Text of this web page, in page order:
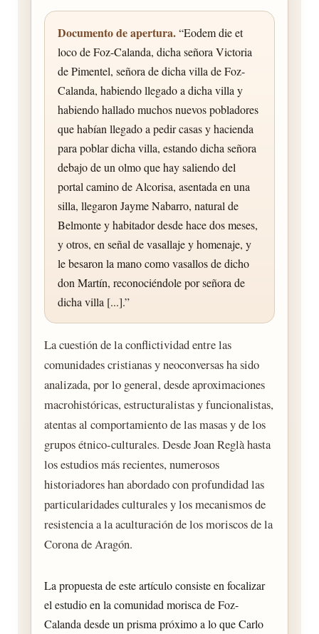
Documento de apertura.“Eodem die et
loco de Foz-Calanda, dicha señora Victoria
de Pimentel, señora de dicha villa de Foz-
Calanda, habiendo llegado a dicha villa y
habiendo hallado muchos nuevos pobladores
que habían llegado a pedir casas y hacienda
para poblar dicha villa, estando dicha señora
debajo de un olmo que hay saliendo del
portal camino de Alcorisa, asentada en una
silla, llegaron Jayme Nabarro, natural de
Belmonte y habitador desde hace dos meses,
y otros, en señal de vasallaje y homenaje, y
le besaron la mano como vasallos de dicho
don Martín, reconociéndole por señora de
dicha villa [...].”
La cuestión de la conflictividad entre las
comunidades cristianas y neoconversas ha sido
analizada, por lo general, desde aproximaciones
macrohistóricas, estructuralistas y funcionalistas,
atentas al comportamiento de las masas y de los
grupos étnico-culturales. Desde Joan Reglà hasta
los estudios más recientes, numerosos
historiadores han abordado con profundidad las
particularidades culturales y los mecanismos de
resistencia a la aculturación de los moriscos de la
Corona de Aragón.
La propuesta de este artículo consiste en focalizar
el estudio en la comunidad morisca de Foz-
Calanda desde un prisma próximo a lo que Carlo